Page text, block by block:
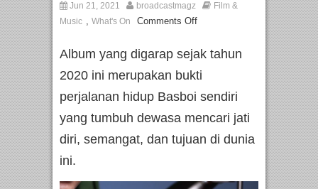
Jun 21, 2021 broadcastmagz
Film &
Music , What's On Comments Off
Album yang digarap sejak tahun
2020 ini merupakan bukti
perjalanan hidup Basboi sendiri
yang tumbuh dewasa mencari jati
diri, semangat, dan tujuan di dunia
ini.